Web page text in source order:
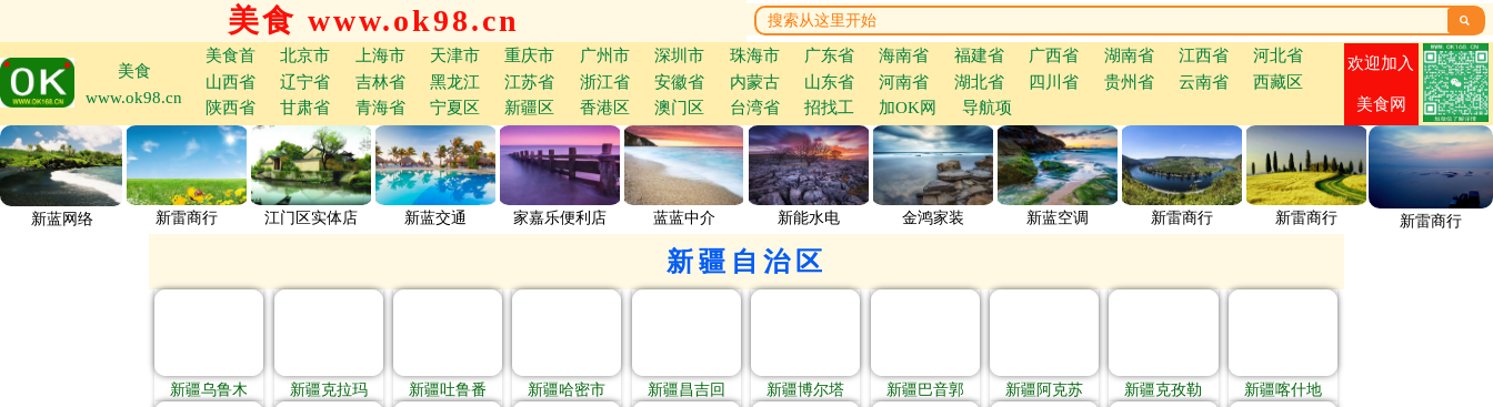
美食 www.ok98.cn 
美食
www.ok98.cn
美食首 北京市 上海市 天津市 重庆市 广州市 深圳市 珠海市 广东省 海南省 福建省 广西省 湖南省 江西省
河北省
山西省
辽宁省 吉林省 黑龙江 江苏省 浙江省 安徽省 内蒙古 山东省 河南省 湖北省 四川省 贵州省 云南省
西藏区
陕西省
甘肃省 青海省 宁夏区 新疆区 香港区 澳门区 台湾省 招找工 加OK网 导航项
欢迎加入
美食网
新蓝网络 新雷商行 江门区实体店 新蓝交通 家嘉乐便利店 蓝蓝中介 新能水电 金鸿家装 新蓝空调 新雷商行 新雷商行 新雷商行
新疆自治区
新疆乌鲁木 新疆克拉玛 新疆吐鲁番 新疆哈密市 新疆昌吉回 新疆博尔塔 新疆巴音郭 新疆阿克苏 新疆克孜勒 新疆喀什地